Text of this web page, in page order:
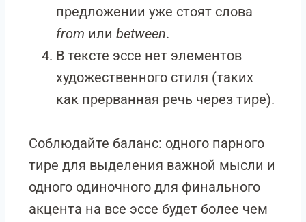
предложении уже стоят слова
from или between.
В тексте эссе нет элементов
художественного стиля (таких
как прерванная речь через тире).
Соблюдайте баланс: одного парного
тире для выделения важной мысли и
одного одиночного для финального
акцента на все эссе будет более чем